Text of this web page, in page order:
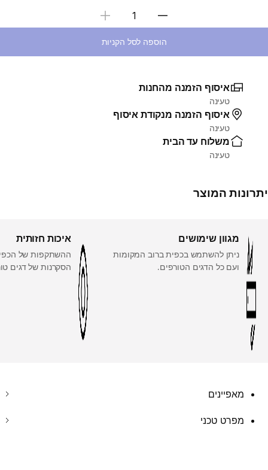
בחירת כמות
הוספה לסל הקניות
איסוף הזמנה מהחנות
טעינה
איסוף הזמנה מנקודת איסוף
טעינה
משלוח עד הבית
טעינה
יתרונות המוצר
מגוון שימושים
ניתן להשתמש בכפית ברוב המקומות
ועם כל הדגים הטורפים.
איכות חזותית
ההשתקפות של
הסקרנות של דגים
מאפיינים
מפרט טכני